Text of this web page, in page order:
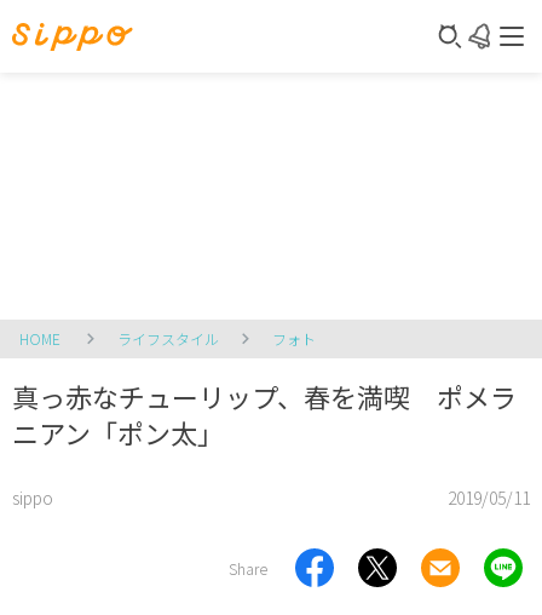
HOME ライフスタイル フォト
真っ赤なチューリップ、春を満喫 ポメラ
ニアン「ポン太」
sippo 2019/05/11
Share